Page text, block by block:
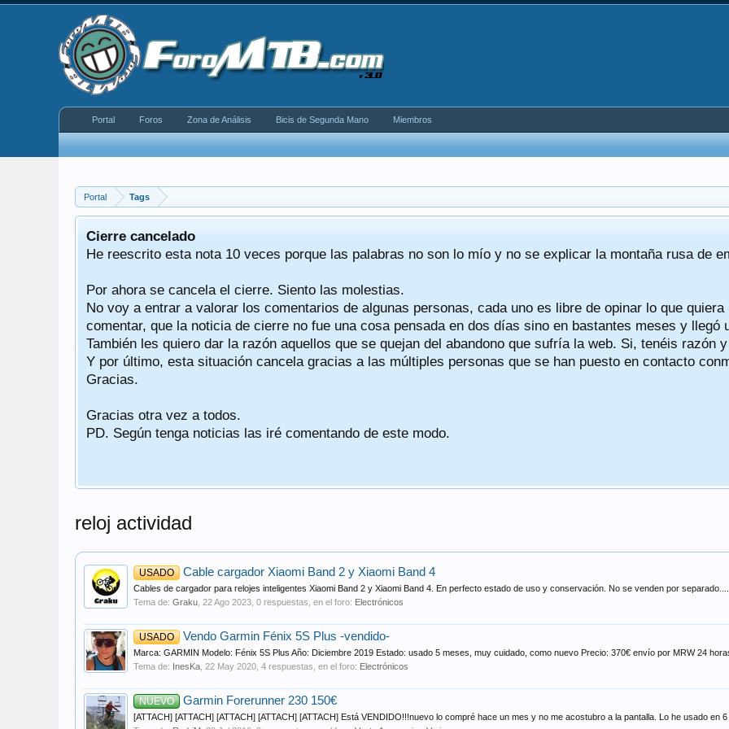
Portal Tags
Cierre cancelado
He reescrito esta nota 10 veces porque las palabras no son lo mío y no se explicar la montaña rusa de
Por ahora se cancela el cierre. Siento las molestias.
No voy a entrar a valorar los comentarios de algunas personas, cada uno es libre de opinar lo que
comentar, que la noticia de cierre no fue una cosa pensada en dos días sino en bastantes meses y llegó
También les quiero dar la razón aquellos que se quejan del abandono que sufría la web. Si, tenéis razón
Y por último, esta situación cancela gracias a las múltiples personas que se han puesto en contacto
Gracias.
Gracias otra vez a todos.
PD. Según tenga noticias las iré comentando de este modo.
reloj actividad
USADO Cable cargador Xiaomi Band 2 y Xiaomi Band 4
Cables de cargador para relojes inteligentes Xiaomi Band 2 y Xiaomi Band 4. En perfecto estado de uso y conservación. No se venden por separado....
Tema de: Graku 22 Ago 2023 , 0 respuestas, en el foro: Electrónicos
USADO Vendo Garmin Fénix 5S Plus -vendido-
Marca: GARMIN Modelo: Fénix 5S Plus Año: Diciembre 2019 Estado: usado 5 meses, muy cuidado, como nuevo Precio: 370€ envío por MRW 24
Tema de: InesKa 22 May 2020 , 4 respuestas, en el foro: Electrónicos
NUEVO Garmin Forerunner 230 150€
[ATTACH] [ATTACH] [ATTACH] [ATTACH] [ATTACH] Está VENDIDO!!!nuevo lo compré hace un mes y no me acostubro a la pantalla. Lo he usado en 6
Portal Foros Zona de Análisis Bicis de Segunda Mano Miembros